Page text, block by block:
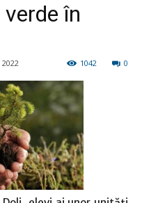
în
0
1042